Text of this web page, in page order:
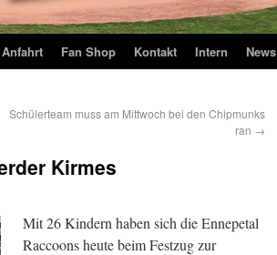
Anfahrt Fan Shop Kontakt Intern News
Schülerteam muss am Mittwoch bei den Chipmunks
ran →
Kirmes
Mit 26 Kindern haben sich die Ennepetal
Raccoons heute beim Festzug zur